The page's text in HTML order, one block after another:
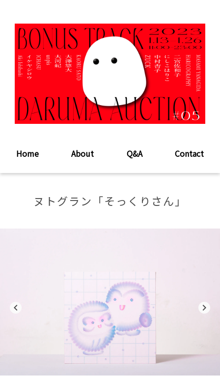
Home About Q&A Contact
ヌトグラン「そっくりさん」
navigate_before navigate_next